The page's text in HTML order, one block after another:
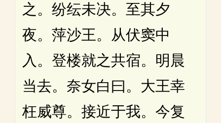
之。纷纭未决。至其夕
夜。萍沙王。从伏窦中
入。登楼就之共宿。明晨
当去。奈女白曰。大王幸
枉威尊。接近于我。今复